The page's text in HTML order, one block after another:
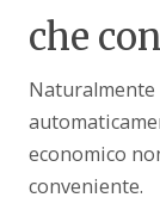
che
economico
conveniente.